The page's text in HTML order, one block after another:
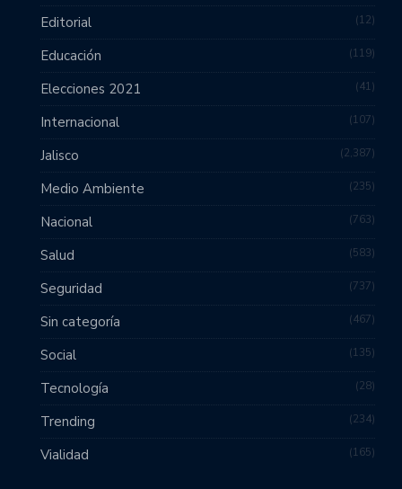
Editorial 12
Educación 119
Elecciones 2021 41
Internacional 107
Jalisco 2,387
Medio Ambiente 235
Nacional 763
Salud 583
Seguridad 737
Sin categoría 467
Social 135
Tecnología 28
Trending 234
Vialidad 165